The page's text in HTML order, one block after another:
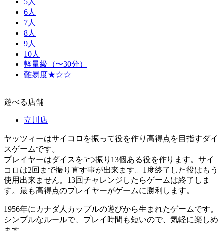
5人
6人
7人
8人
9人
10人
軽量級（〜30分）
難易度★☆☆
遊べる店舗
立川店
ヤッツィーはサイコロを振って役を作り高得点を目指すダイ
スゲームです。
プレイヤーはダイスを5つ振り13個ある役を作ります。サイ
コロは2回まで振り直す事が出来ます。1度終了した役はもう
使用出来ません。13回チャレンジしたらゲームは終了しま
す。最も高得点のプレイヤーがゲームに勝利します。
1956年にカナダ人カップルの遊びから生まれたゲームです。
シンプルなルールで、プレイ時間も短いので、気軽に楽しめ